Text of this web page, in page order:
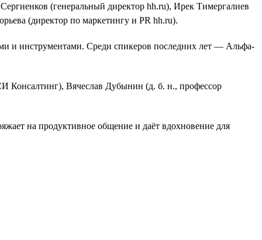
(генеральный директор hh.ru), Ирек Тимергалиев
(директор по маркетингу и PR hh.ru).
и инструментами. Среди спикеров последних лет — Альфа-
Вячеслав Дубынин (д. б. н., профессор
на продуктивное общение и даёт вдохновение для